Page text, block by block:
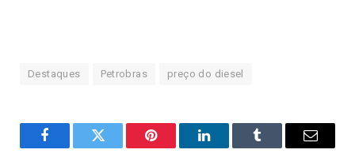
Destaques Petrobras preço do diesel
FacebookTwitter Pinterest LinkedInTumblr Email